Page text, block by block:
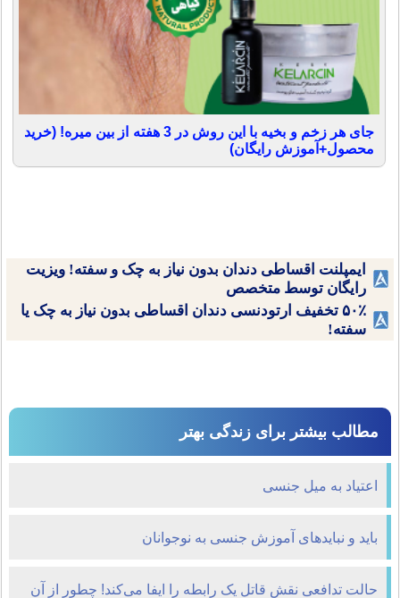
جای هر زخم و بخیه با این روش در 3 هفته از بین میره! (خرید
محصول+آموزش رایگان)
ایمپلنت اقساطی دندان بدون نیاز به چک و سفته! ویزیت
رایگان توسط متخصص
۵۰٪ تخفیف ارتودنسی دندان اقساطی بدون نیاز به چک یا
سفته!
مطالب بیشتر برای زندگی بهتر
اعتیاد به میل جنسی
باید و نبایدهای آموزش جنسی به نوجوانان
حالت تدافعی نقش قاتل یک رابطه را ایفا می‌کند! چطور از آن